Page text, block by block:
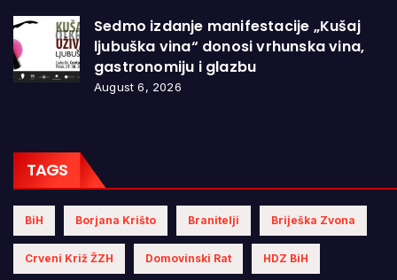
Sedmo izdanje manifestacije „Kušaj
ljubuška vina“ donosi vrhunska vina,
gastronomiju i glazbu
August 6, 2026
TAGS
BiH Borjana Krišto Branitelji Briješka Zvona
Crveni Križ ŽZH Domovinski Rat HDZ BiH